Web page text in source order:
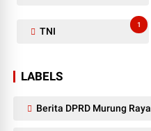
TNI
1
LABELS
Berita DPRD Murung Raya